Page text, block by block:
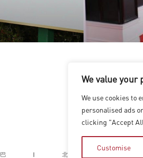
We value your
We use cookies to
personalised ads
clicking "Accept
Customise
| 北京